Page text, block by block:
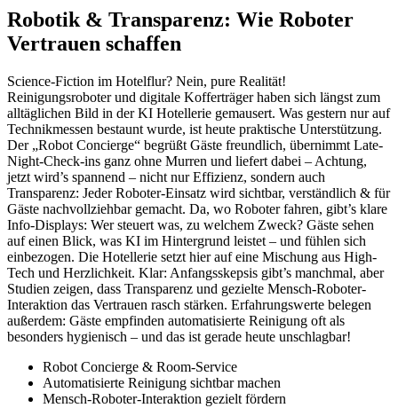
Robotik & Transparenz: Wie Roboter
Vertrauen schaffen
Science-Fiction im Hotelflur? Nein, pure Realität!
Reinigungsroboter und digitale Kofferträger haben sich längst zum
alltäglichen Bild in der KI Hotellerie gemausert. Was gestern nur auf
Technikmessen bestaunt wurde, ist heute praktische Unterstützung.
Der „Robot Concierge“ begrüßt Gäste freundlich, übernimmt Late-
Night-Check-ins ganz ohne Murren und liefert dabei – Achtung,
jetzt wird’s spannend – nicht nur Effizienz, sondern auch
Transparenz: Jeder Roboter-Einsatz wird sichtbar, verständlich & für
Gäste nachvollziehbar gemacht. Da, wo Roboter fahren, gibt’s klare
Info-Displays: Wer steuert was, zu welchem Zweck? Gäste sehen
auf einen Blick, was KI im Hintergrund leistet – und fühlen sich
einbezogen. Die Hotellerie setzt hier auf eine Mischung aus High-
Tech und Herzlichkeit. Klar: Anfangsskepsis gibt’s manchmal, aber
Studien zeigen, dass Transparenz und gezielte Mensch-Roboter-
Interaktion das Vertrauen rasch stärken. Erfahrungswerte belegen
außerdem: Gäste empfinden automatisierte Reinigung oft als
besonders hygienisch – und das ist gerade heute unschlagbar!
Robot Concierge & Room-Service
Automatisierte Reinigung sichtbar machen
Mensch-Roboter-Interaktion gezielt fördern